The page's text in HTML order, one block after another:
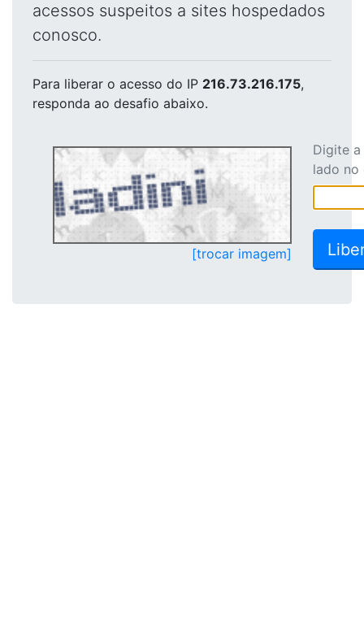
acessos suspeitos a sites hospedados
conosco.
Para liberar o acesso do IP 216.73.216.175,
responda ao desafio abaixo.
[trocar imagem]
Digite
lado no